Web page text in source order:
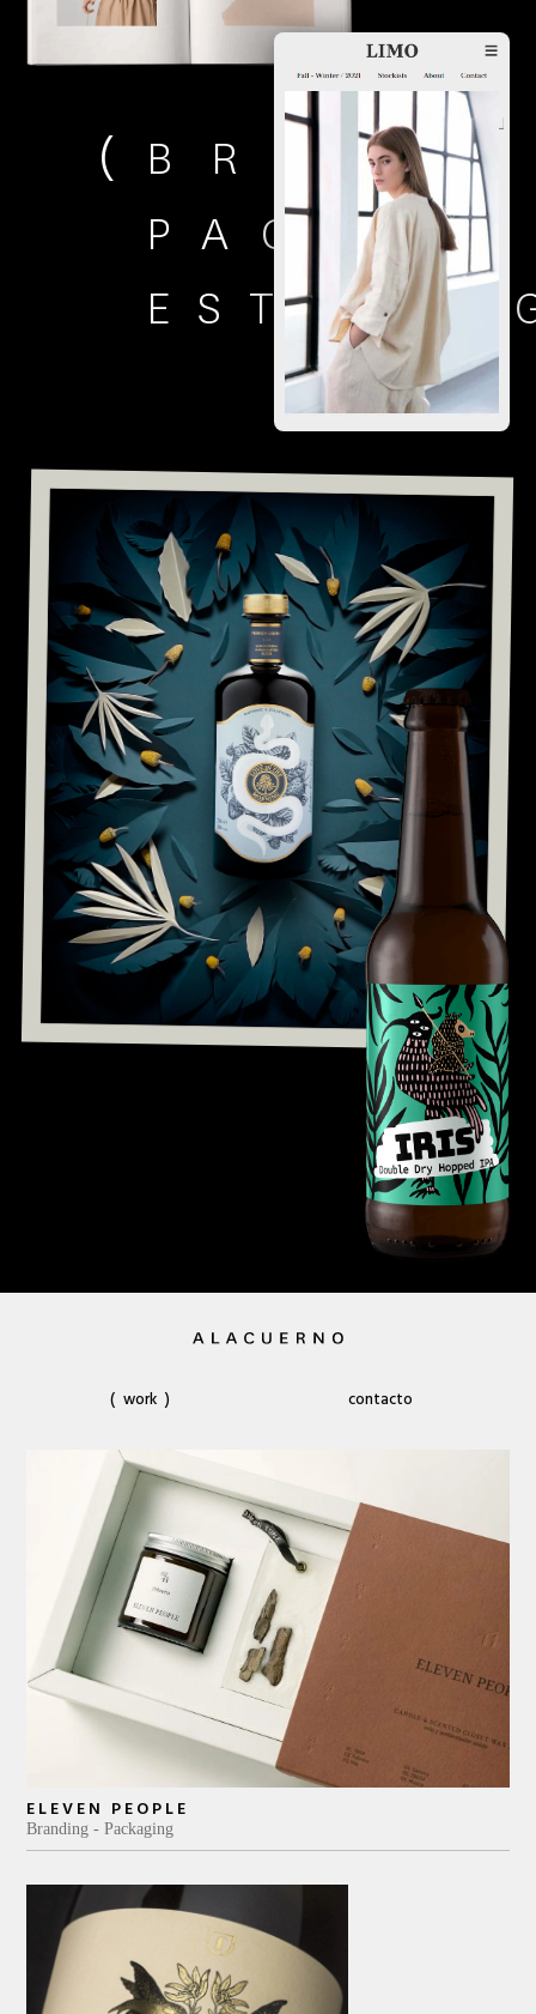
( B R N D
I
P A C K A G
E S T R A T E
work contacto
ELEVEN PEOPLE
Branding Packaging